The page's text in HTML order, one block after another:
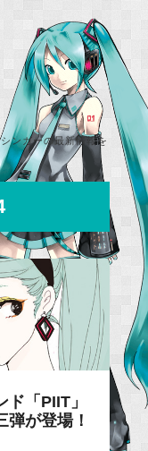
ンガーの最新情報を
ド「PIIT」
弾が登場！